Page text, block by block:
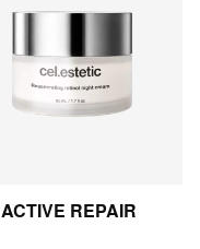
ACTIVE REPAIR